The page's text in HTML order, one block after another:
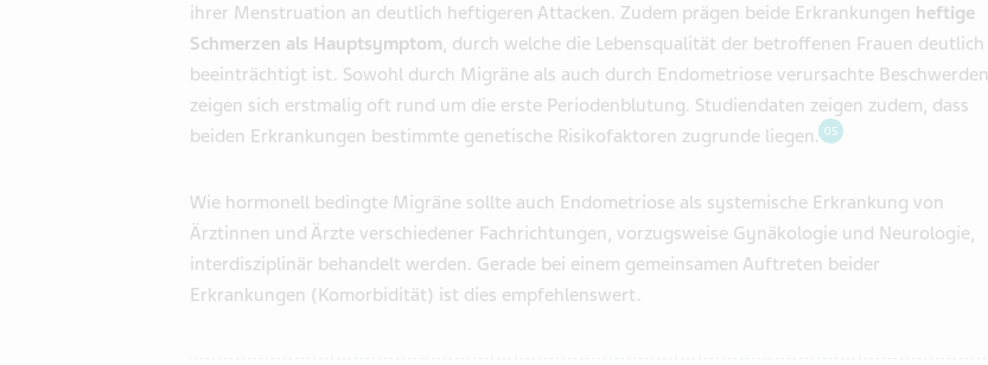
ihrer Menstruation an deutlich heftigeren Attacken. Zudem prägen beide Erkrankungen heftige
Schmerzen als Hauptsymptom, durch welche die Lebensqualität der betroffenen Frauen deutlich
beeinträchtigt ist. Sowohl durch Migräne als auch durch Endometriose verursachte Beschwerden
zeigen sich erstmalig oft rund um die erste Periodenblutung. Studiendaten zeigen zudem, dass
beiden Erkrankungen bestimmte genetische Risikofaktoren zugrunde liegen. 05
Wie hormonell bedingte Migräne sollte auch Endometriose als systemische Erkrankung von
Ärztinnen und Ärzte verschiedener Fachrichtungen, vorzugsweise Gynäkologie und Neurologie,
interdisziplinär behandelt werden. Gerade bei einem gemeinsamen Auftreten beider
Erkrankungen (Komorbidität) ist dies empfehlenswert.